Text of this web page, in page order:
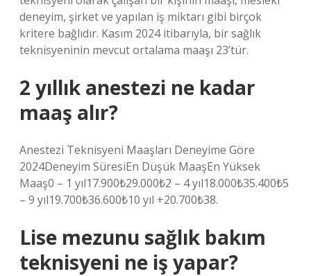
deneyim, şirket ve yapılan iş miktarı gibi birçok
kritere bağlıdır. Kasım 2024 itibarıyla, bir sağlık
teknisyeninin mevcut ortalama maaşı 23’tür.
2 yıllık anestezi ne kadar
maaş alır?
Anestezi Teknisyeni Maaşları Deneyime Göre
2024Deneyim SüresiEn Düşük MaaşEn Yüksek
Maaş0 – 1 yıl17.900₺29.000₺2 – 4 yıl18.000₺35.400₺5
– 9 yıl19.700₺36.600₺10 yıl +20.700₺38.
Lise mezunu sağlık bakım
teknisyeni ne iş yapar?